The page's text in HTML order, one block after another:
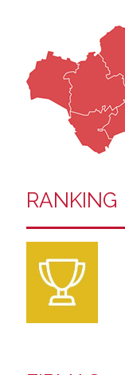
RANKING